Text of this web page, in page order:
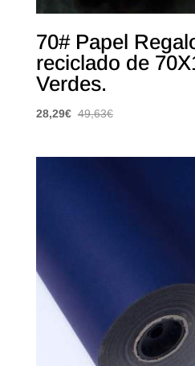
70# Papel
reciclado de
Verdes.
28,29€ 49,63€